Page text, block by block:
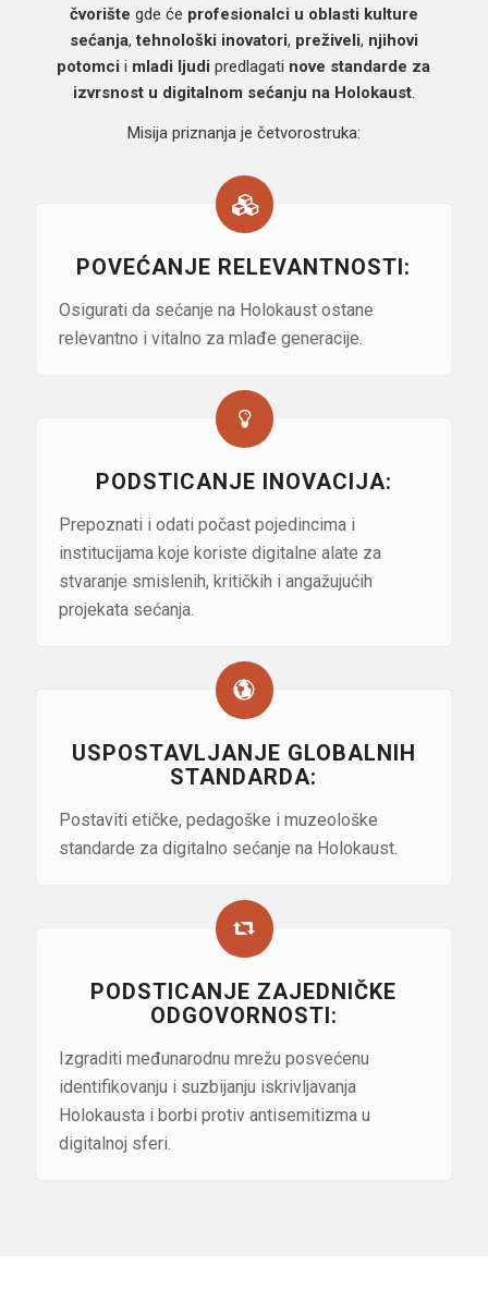
čvorište gde će profesionalci u oblasti kulture
sećanja,tehnološki inovatori, preživeli, njihovi
potomci i mladi ljudi predlagati nove standarde za
izvrsnost u digitalnom sećanju na Holokaust.
Misija priznanja je četvorostruka:
POVEĆANJE RELEVANTNOSTI:
Osigurati da sećanje na Holokaust ostane
relevantno i vitalno za mlađe generacije.
PODSTICANJE INOVACIJA:
Prepoznati i odati počast pojedincima i
institucijama koje koriste digitalne alate za
stvaranje smislenih, kritičkih i angažujućih
projekata sećanja.
USPOSTAVLJANJE GLOBALNIH
STANDARDA:
Postaviti etičke, pedagoške i muzeološke
standarde za digitalno sećanje na Holokaust.
PODSTICANJE ZAJEDNIČKE
ODGOVORNOSTI:
Izgraditi međunarodnu mrežu posvećenu
identifikovanju i suzbijanju iskrivljavanja
Holokausta i borbi protiv antisemitizma u
digitalnoj sferi.